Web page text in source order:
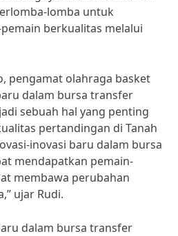
lomba untuk
berkualitas melalui
pengamat olahraga basket
dalam bursa transfer
sebuah hal yang penting
pertandingan di Tanah
inovasi baru dalam bursa
mendapatkan pemain-
membawa perubahan
ujar Rudi.
dalam bursa transfer